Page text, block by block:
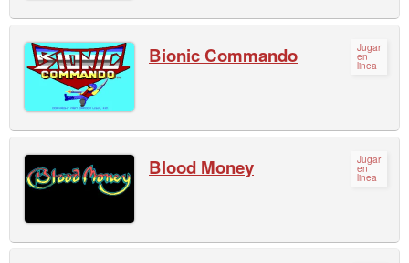
Jugar
en
linea
Bionic Commando
Jugar
en
linea
Blood Money